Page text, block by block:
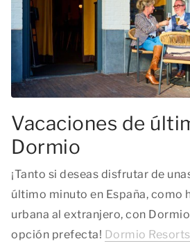
Vacaciones de
Dormio
¡Tanto si deseas disfrutar de
último minuto en España, como
urbana al extranjero, con
opción prefecta! Dormio